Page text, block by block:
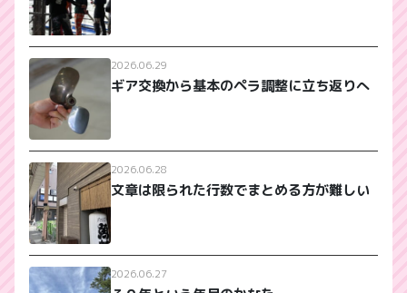
2026.06.29
ギア交換から基本のペラ調整に立ち返りへ
2026.06.28
文章は限られた行数でまとめる方が難しい
2026.06.27